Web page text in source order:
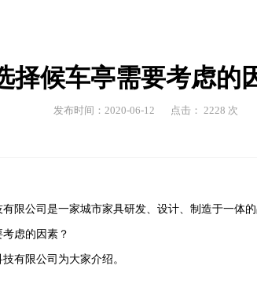
择候车亭需要考虑的
发布时间：2020-06-12 点击： 2228 次
限公司是一家城市家具研发、设计、制造于一体
虑的因素？
有限公司为大家介绍。